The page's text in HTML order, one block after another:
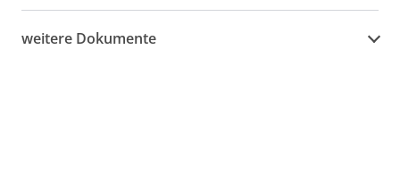
weitere Dokumente